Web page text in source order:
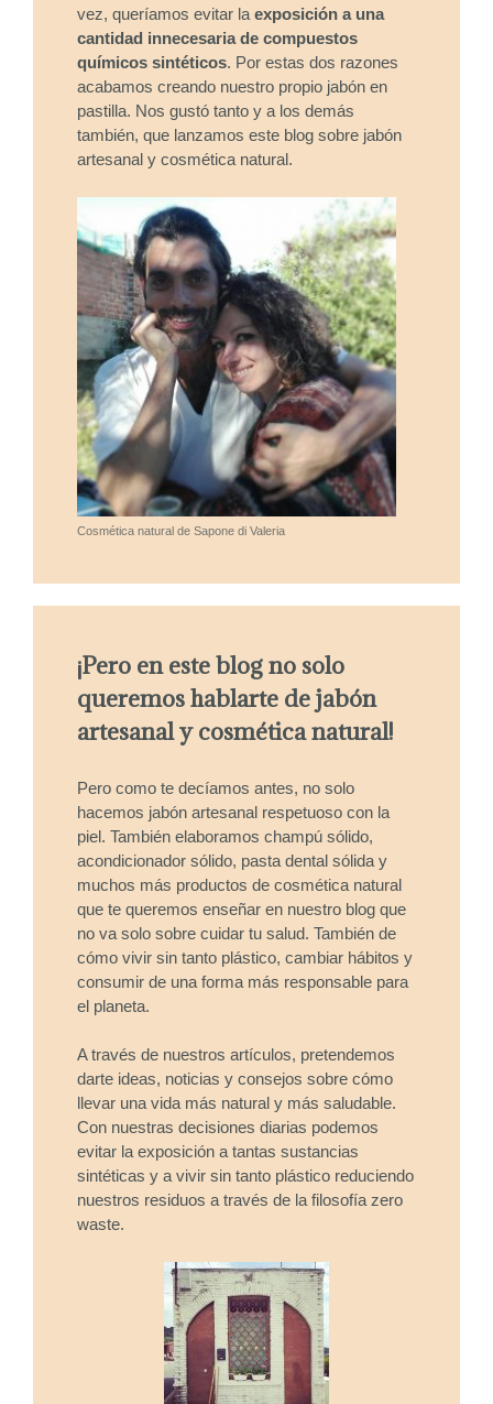
vez, queríamos evitar la exposición a una
cantidad innecesaria de compuestos
químicos sintéticos. Por estas dos razones
acabamos creando nuestro propio jabón en
pastilla. Nos gustó tanto y a los demás
también, que lanzamos este blog sobre jabón
artesanal y cosmética natural.
Cosmética natural de Sapone di Valeria
¡Pero en este blog no solo
queremos hablarte de jabón
artesanal y cosmética natural!
Pero como te decíamos antes, no solo
hacemos jabón artesanal respetuoso con la
piel. También elaboramos champú sólido,
acondicionador sólido, pasta dental sólida y
muchos más productos de cosmética natural
que te queremos enseñar en nuestro blog que
no va solo sobre cuidar tu salud. También de
cómo vivir sin tanto plástico, cambiar hábitos y
consumir de una forma más responsable para
el planeta.
A través de nuestros artículos, pretendemos
darte ideas, noticias y consejos sobre cómo
llevar una vida más natural y más saludable.
Con nuestras decisiones diarias podemos
evitar la exposición a tantas sustancias
sintéticas y a vivir sin tanto plástico reduciendo
nuestros residuos a través de la filosofía zero
waste.